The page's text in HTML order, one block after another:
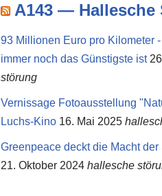
A143 — Hal­le­sche
93 Millionen Euro pro Kilometer
immer noch das Günstigste ist
störung
Vernissage Fotoausstellung
Luchs-Kino 16. Mai 2025
Greenpeace deckt die Macht
21. Oktober 2024 hallesche